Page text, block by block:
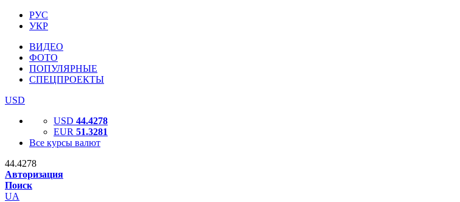
РУС
УКР
ВИДЕО
ФОТО
ПОПУЛЯРНЫЕ
СПЕЦПРОЕКТЫ
USD
USD 44.4278
EUR 51.3281
Все курсы валют
44.4278
Авторизация
Поиск
UA